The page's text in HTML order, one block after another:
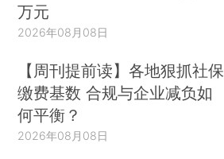
万元
2026年08月08日
【周刊提前读】各地狠抓社保
缴费基数 合规与企业减负如
何平衡？
2026年08月08日